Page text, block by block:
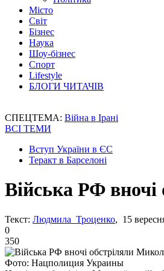
Місто
Світ
Бізнес
Наука
Шоу-бізнес
Спорт
Lifestyle
БЛОГИ ЧИТАЧІВ
СПЕЦТЕМА: Війна в Ірані
ВСІ ТЕМИ
Вступ України в ЄС
Теракт в Барселоні
Війська РФ
Текст: Людмила Троценко, 15
0
350
Фото: Нацполиция Украины